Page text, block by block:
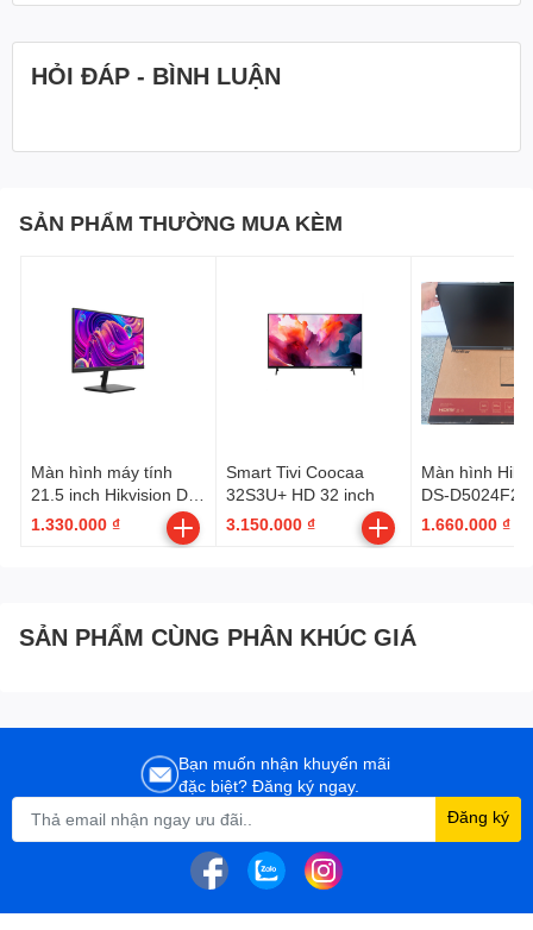
HỎI ĐÁP - BÌNH LUẬN
SẢN PHẨM THƯỜNG MUA KÈM
Màn hình máy tính
21.5 inch Hikvision DS-
D5022F2-1V2
1.330.000 ₫
Smart Tivi Coocaa
32S3U+ HD 32 inch
3.150.000 ₫
Màn hình
DS-D5024F2-
1.660.000 ₫
SẢN PHẨM CÙNG PHÂN KHÚC GIÁ
Bạn muốn nhận khuyến mãi
đặc biệt? Đăng ký ngay.
Đăng ký